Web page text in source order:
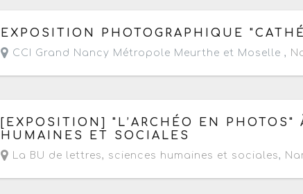
Du mardi 3 décembre 2024 au vendredi 10 janvier 2025
EXPOSITION PHOTOGRAPHIQUE
CCI Grand Nancy Métropole Meurthe et Moselle ,
Du lundi 4 novembre au mercredi 18 décembre 2024
[EXPOSITION] "L’ARCHÉO EN
HUMAINES ET SOCIALES
La BU de lettres, sciences humaines et sociales,